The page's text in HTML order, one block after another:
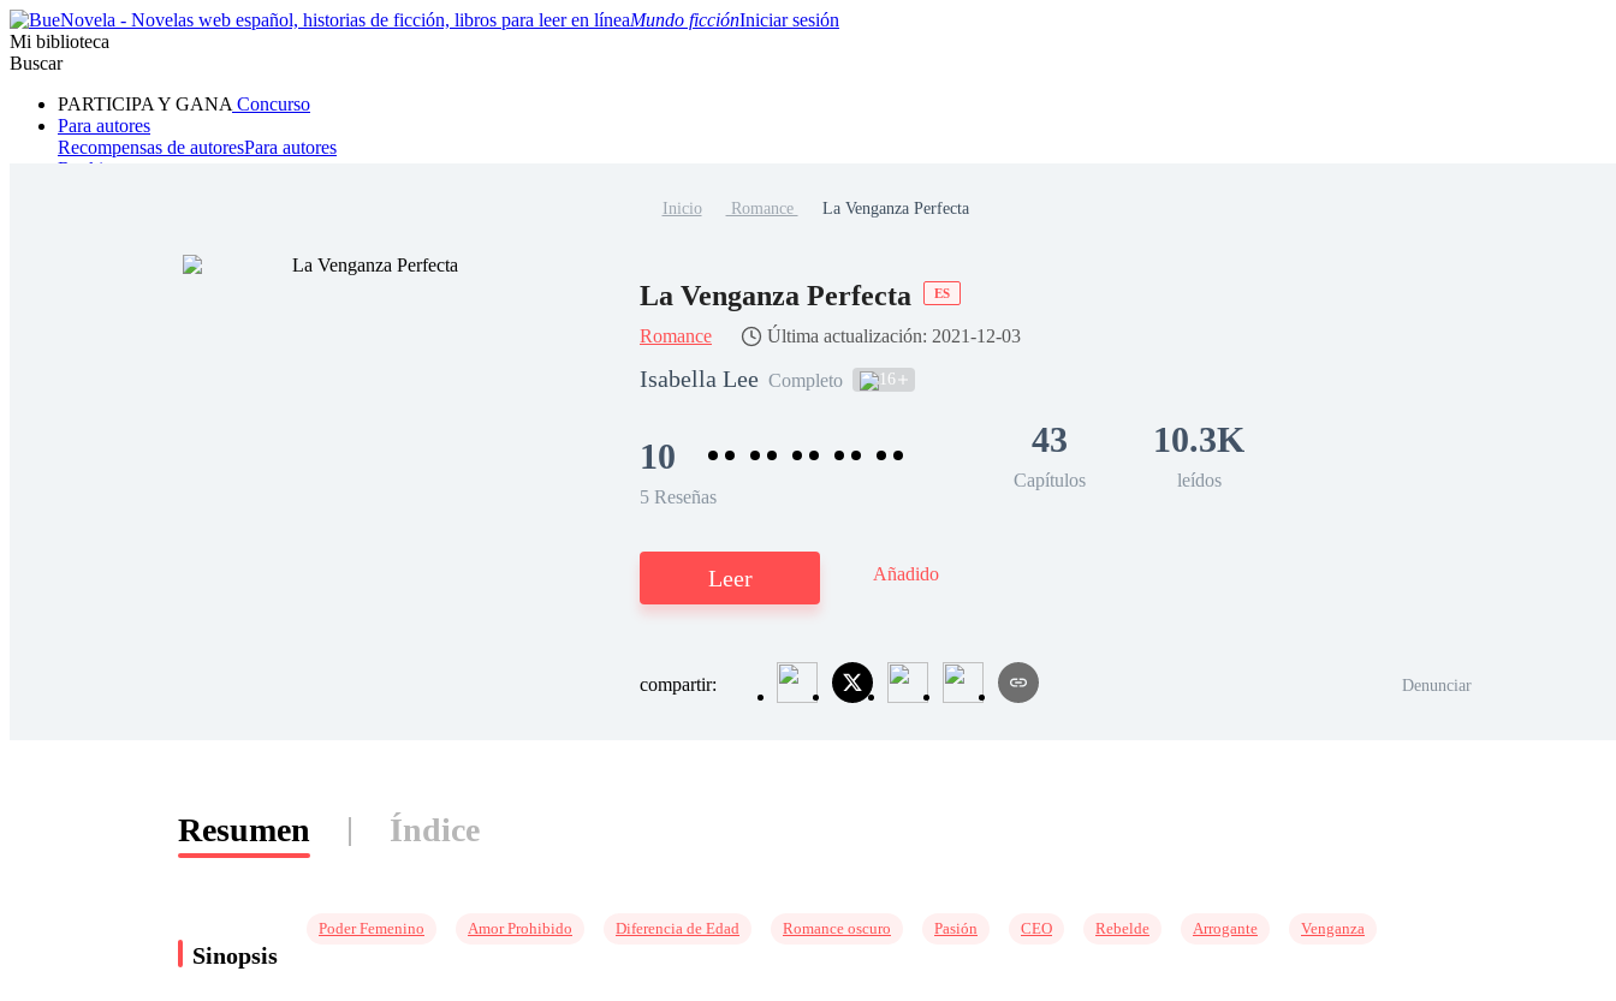
Mundo ficciónIniciar sesión
Mi biblioteca
Buscar
PARTICIPA Y GANA Concurso
Para autores
Recompensas de autoresPara autores
Ranking
Hombre lobo MafiaSistema Fantasía
Inicio Romance La Venganza Perfecta
La Venganza Perfecta ES
Romance Última actualización: 2021-12-03
Isabella Lee Completo 16
10
5 Reseñas
43
Capítulos
10.3K
leídos
Leer Añadido
compartir: Denunciar
Resumen Índice
Sinopsis
Poder Femenino Amor Prohibido Diferencia de Edad Romance oscuro Pasión CEO Rebelde Arrogante Venganza